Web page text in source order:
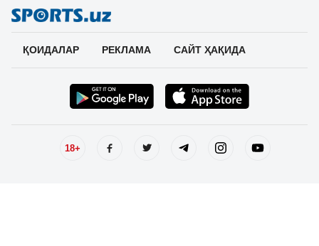
ҚОИДАЛАР РЕКЛАМА САЙТ ҲАҚИДА
18+